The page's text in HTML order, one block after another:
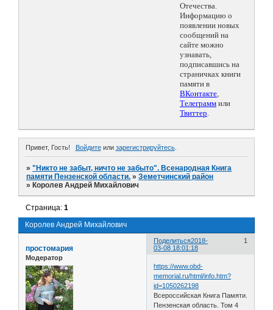
Отечества.
Информацию о
появлении новых
сообщений на
сайте можно
узнавать,
подписавшись на
страничках книги
памяти в
ВКонтакте,
Телеграмм или
Твиттер.
Привет, Гость! Войдитеили зарегистрируйтесь.
»"Никто не забыт, ничто не забыто". Всенародная Книга
памяти Пензенской области. »Земетчинский район
» Королев Андрей Михайлович
Королев Андрей Михайлович
Страница:1
Поделиться 1
2018-
03-08 18:01:18
простомария
Модератор
https://www.obd-
memorial.ru/html/info.htm?
id=1050262198
Всероссийская Книга Памяти.
Пензенская область. Том 4